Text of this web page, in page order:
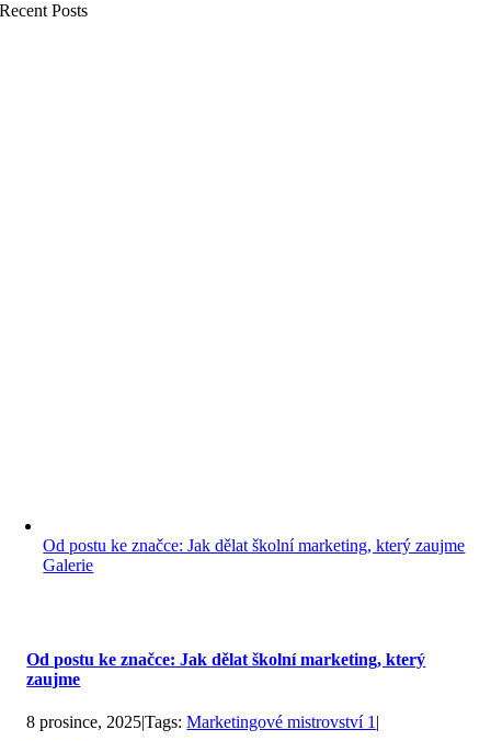
Recent Posts
Od postu ke značce: Jak dělat školní marketing, který zaujme
Galerie
Od postu ke značce: Jak dělat školní marketing, který
zaujme
8 prosince, 2025|Tags:Marketingové mistrovství 1 |